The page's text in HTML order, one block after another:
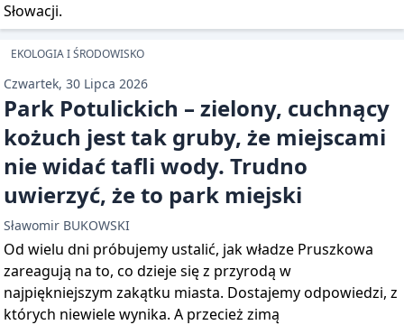
Słowacji.
EKOLOGIA I ŚRODOWISKO
Czwartek, 30 Lipca 2026
Park Potulickich – zielony, cuchnący
kożuch jest tak gruby, że miejscami
nie widać tafli wody. Trudno
uwierzyć, że to park miejski
Sławomir BUKOWSKI
Od wielu dni próbujemy ustalić, jak władze Pruszkowa
zareagują na to, co dzieje się z przyrodą w
najpiękniejszym zakątku miasta. Dostajemy odpowiedzi, z
których niewiele wynika. A przecież zimą